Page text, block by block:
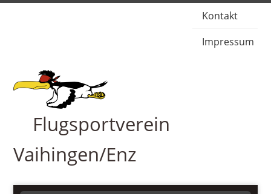
Kontakt
Impressum
Flugsportverein
Vaihingen/Enz